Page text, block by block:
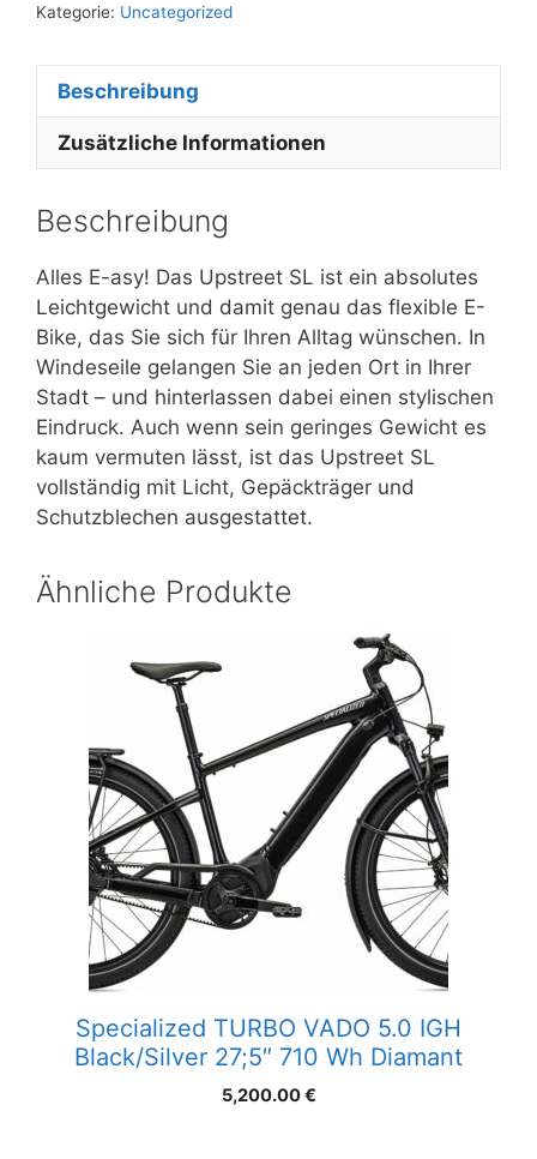
Kategorie: Uncategorized
Beschreibung
Zusätzliche Informationen
Beschreibung
Alles E-asy! Das Upstreet SL ist ein absolutes
Leichtgewicht und damit genau das flexible E-
Bike, das Sie sich für Ihren Alltag wünschen. In
Windeseile gelangen Sie an jeden Ort in Ihrer
Stadt – und hinterlassen dabei einen stylischen
Eindruck. Auch wenn sein geringes Gewicht es
kaum vermuten lässt, ist das Upstreet SL
vollständig mit Licht, Gepäckträger und
Schutzblechen ausgestattet.
Ähnliche Produkte
Specialized TURBO VADO 5.0 IGH
Black/Silver 27;5″ 710 Wh Diamant
5,200.00€